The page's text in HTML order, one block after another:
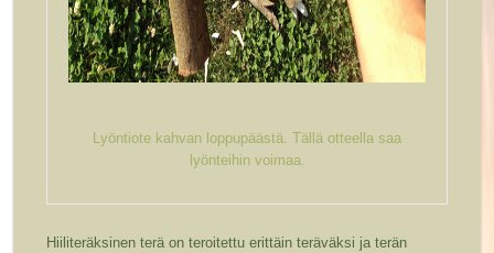
Lyöntiote kahvan loppupäästä. Tällä otteella saa
lyönteihin voimaa.
Hiiliteräksinen terä on teroitettu erittäin teräväksi ja terän